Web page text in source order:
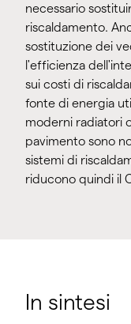
necessario
riscaldamento.
sostituzione dei
l'efficienza
sui costi di
fonte di energia
moderni radiatori
pavimento sono
sistemi di
riducono quindi il
In sintesi